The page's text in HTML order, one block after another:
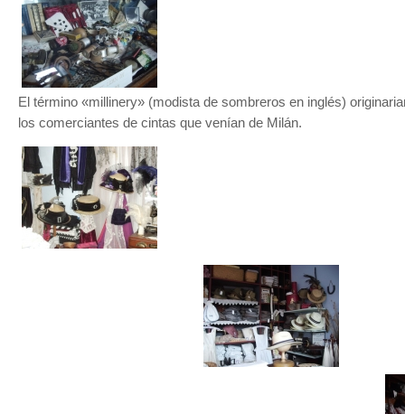
El término «millinery» (modista de sombreros en inglés)
los comerciantes de cintas que venían de Milán.